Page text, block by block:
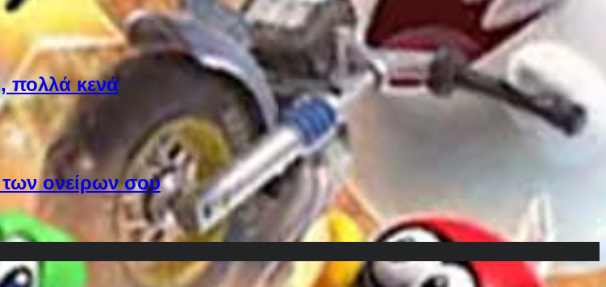
πολλά κενά
ονείρων σου